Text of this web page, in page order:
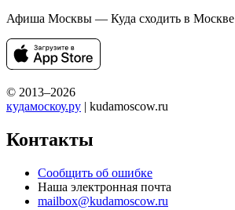
Афиша Москвы — Куда сходить в Москве
© 2013–2026
кудамоскоу.ру | kudamoscow.ru
Контакты
Сообщить об ошибке
Наша электронная почта
mailbox@kudamoscow.ru